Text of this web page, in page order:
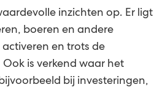
inzichten op. Er ligt
boeren en andere
en trots de
is verkend waar het
bij investeringen,